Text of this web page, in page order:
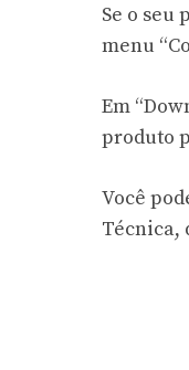
Se o seu
menu
Em
produto
Você
Técnica,